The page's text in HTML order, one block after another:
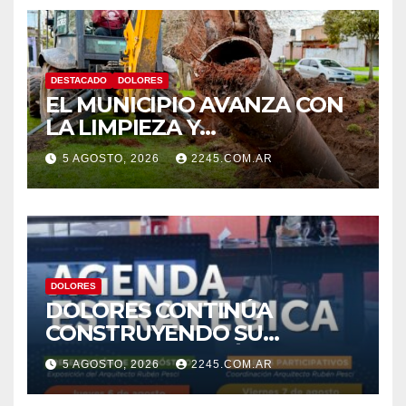
DESTACADO DOLORES
EL MUNICIPIO AVANZA CON
LA LIMPIEZA Y
MANTENIMIENTO DE
DESAGÜES
5 AGOSTO, 2026 2245.COM.AR
DOLORES
DOLORES CONTINÚA
CONSTRUYENDO SU
AGENDA ESTRATÉGICA CON
NUEVAS JORNADAS
5 AGOSTO, 2026 2245.COM.AR